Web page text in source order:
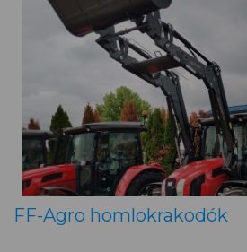
FF-Agro homlokrakodók